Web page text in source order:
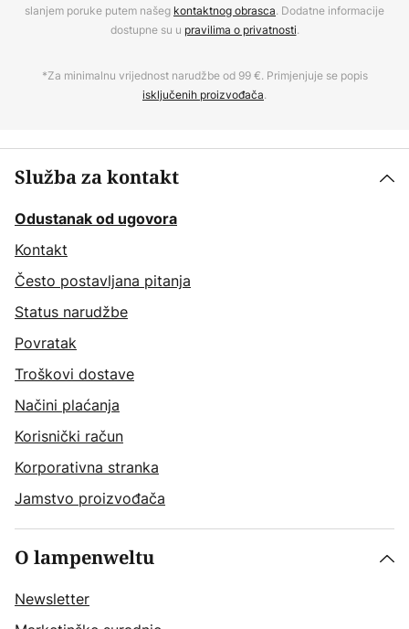
slanjem poruke putem našeg kontaktnog obrasca. Dodatne informacije
dostupne su u pravilima o privatnosti.
*Za minimalnu vrijednost narudžbe od 99 €. Primjenjuje se popis
isključenih proizvođača.
Služba za kontakt
Odustanak od ugovora
Kontakt
Često postavljana pitanja
Status narudžbe
Povratak
Troškovi dostave
Načini plaćanja
Korisnički račun
Korporativna stranka
Jamstvo proizvođača
O lampenweltu
Newsletter